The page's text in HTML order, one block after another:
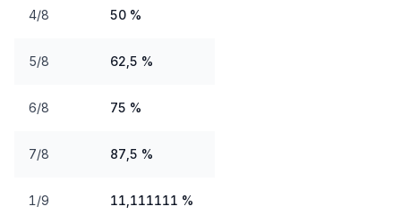
4/8 50 %
5/8 62,5 %
6/8 75 %
7/8 87,5 %
1/9 11,111111 %